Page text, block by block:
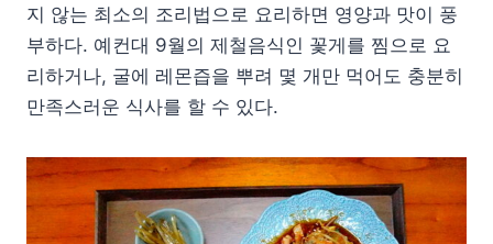
지 않는 최소의 조리법으로 요리하면 영양과 맛이 풍
부하다. 예컨대 9월의 제철음식인 꽃게를 찜으로 요
리하거나, 굴에 레몬즙을 뿌려 몇 개만 먹어도 충분히
만족스러운 식사를 할 수 있다.